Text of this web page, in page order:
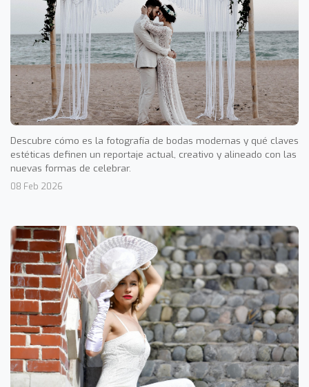
Descubre cómo es la fotografía de bodas modernas y qué claves
estéticas definen un reportaje actual, creativo y alineado con las
nuevas formas de celebrar.
08 Feb 2026